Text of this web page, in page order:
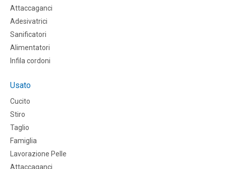
Attaccaganci
Adesivatrici
Sanificatori
Alimentatori
Infila cordoni
Usato
Cucito
Stiro
Taglio
Famiglia
Lavorazione Pelle
Attaccaganci